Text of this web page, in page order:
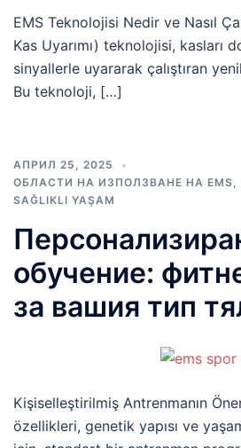
EMS Teknolojisi Nedir ve Nasıl
Kas Uyarımı) teknolojisi, kasları
sinyallerle uyararak çalıştıran
Bu teknoloji, […]
АПРИЛ 25, 2025
ОБЛАСТИ НА ИЗПОЛЗВАНЕ НА EMS
SAĞLIKLI YAŞAM
обучение:
за вашия тип
Kişiselleştirilmiş Antrenmanın
özellikleri, genetik yapısı ve